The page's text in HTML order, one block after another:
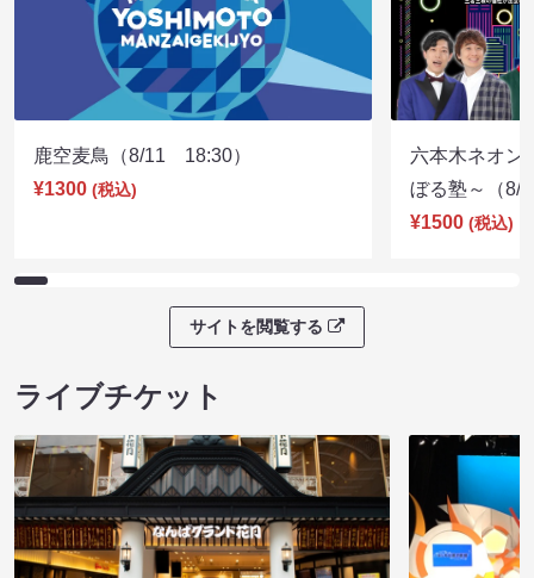
鹿空麦鳥（8/11 18:30）
¥1300 (税込)
六本木ネオン
ぼる塾～（
¥1500 (税込)
サイトを閲覧する
ライブチケット